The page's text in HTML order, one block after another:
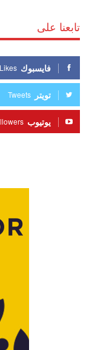
تابعنا على
فايسبوك Likes
تويتر Tweets
يوتيوب